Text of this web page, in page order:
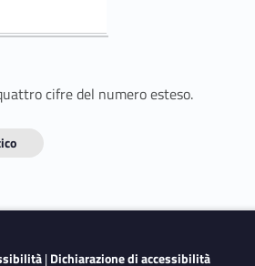
cifre del numero esteso.
|Dichiarazione di accessibilità